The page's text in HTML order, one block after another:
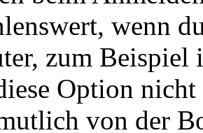
wenn
zum Beispiel
Option
von der